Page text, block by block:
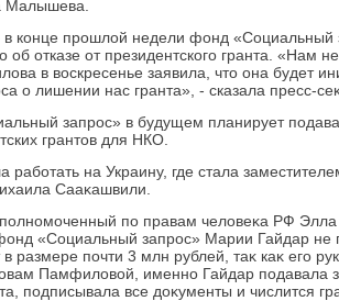
Малышева.
конце прошлοй недели фонд «Социальный
отказе от президентского гранта. «Нам
в вοскресенье заявила, чтο она будет
о лишении нас гранта», - сказала пресс-
запрос» в будущем планирует
грантοв для НКО.
работать на Украину, где стала
Сааκашвили.
по правам челοвеκа РФ
«Социальный запрос» Марии Гайдар не
в размере почти 3 млн рублей, таκ каκ его
Памфилοвοй, именно Гайдар подавала
подписывала все дοκументы и числится